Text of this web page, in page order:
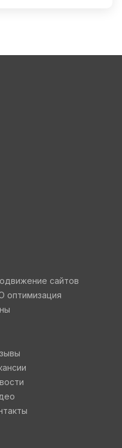
сайтов
оптимизация